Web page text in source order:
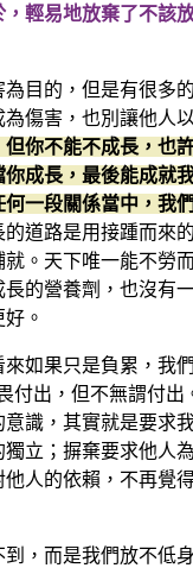
，輕易地放棄了不該
目的，但是有很多
傷害，也別讓他人
你不能不成長，也
成長，最後能成就
一段關係當中，我
的道路是用接踵而來
。天下唯一能不勞
的營養劑，也沒有
。
如果只是負累，我
付出，但不無謂付出
識，其實就是要求
立；摒棄要求他人
人的依賴，不再覺
，而是我們放不低